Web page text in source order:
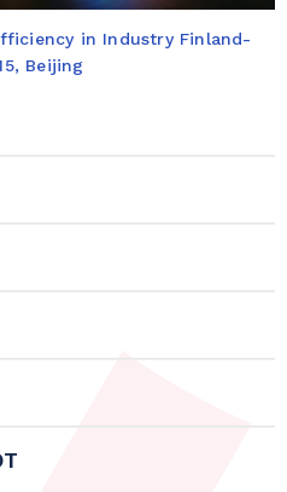
in Industry Finland-
Beijing